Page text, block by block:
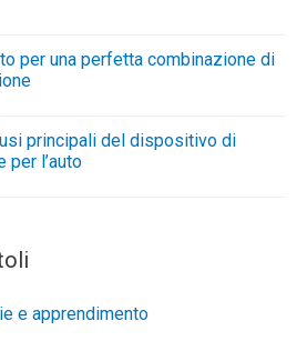
per una perfetta combinazione di
principali del dispositivo di
per l’auto
e apprendimento